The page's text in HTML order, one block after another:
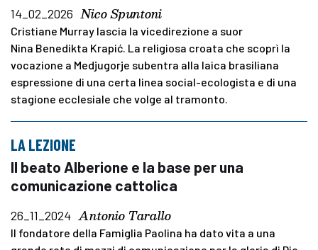
14_02_2026 Nico Spuntoni
Cristiane Murray lascia la vicedirezione a suor
Nina Benedikta Krapić. La religiosa croata che scoprì la
vocazione a Medjugorje subentra alla laica brasiliana
espressione di una certa linea social-ecologista e di una
stagione ecclesiale che volge al tramonto.
LA LEZIONE
Il beato Alberione e la base per una
comunicazione cattolica
26_11_2024 Antonio Tarallo
Il fondatore della Famiglia Paolina ha dato vita a una